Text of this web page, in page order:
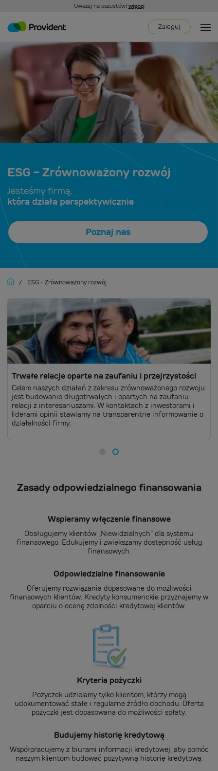
Uważaj na oszustów! więcej
Zaloguj
ESG - Zrównoważony rozwój
Jesteśmy firmą,
która działa perspektywicznie
Poznaj nas
/ ESG - Zrównoważony rozwój
Trwałe relacje oparte na zaufaniu i przejrzystości
Celem naszych działań z zakresu zrównoważonego rozwoju
jest budowanie długotrwałych i opartych na zaufaniu
relacji z interesariuszami. W kontaktach z inwestorami i
liderami opinii stawiamy na transparentne informowanie o
działalności firmy.
Zasady odpowiedzialnego finansowania
Wspieramy włączenie finansowe
Obsługujemy klientów „Niewidzialnych” dla systemu
finansowego. Edukujemy i zwiększamy dostępność usług
finansowych.
Odpowiedzialne finansowanie
Oferujemy rozwiązania dopasowane do możliwości
finansowych klientów. Kredyty konsumenckie przyznajemy w
oparciu o ocenę zdolności kredytowej klientów.
Kryteria pożyczki
Pożyczek udzielamy tylko klientom, którzy mogą
udokumentować stałe i regularne źródło dochodu. Oferta
pożyczki jest dopasowana do możliwości spłaty.
Budujemy historię kredytową
Współpracujemy z biurami informacji kredytowej, aby pomóc
naszym klientom budować pozytywną historię kredytową.